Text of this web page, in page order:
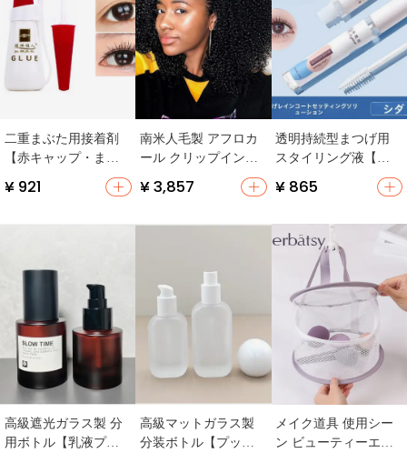
二重まぶた用接着剤
【赤キャップ・まつ
ル】
¥ 921
南米人毛製 アフロカ
ール クリップインエ
クステ【極上の柔ら
かさ・ボリューム
¥ 3,857
透明持続型まつげ用
スタイリング液【防
¥ 865
高級遮光ガラス製 分
用ボトル【乳液プッ
高級マットガラス製
分装ボトル【プッシ
メイク道具 使用シー
ン ビューティーエッ